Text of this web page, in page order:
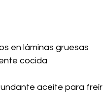
en láminas gruesas
cocida
aceite para freír